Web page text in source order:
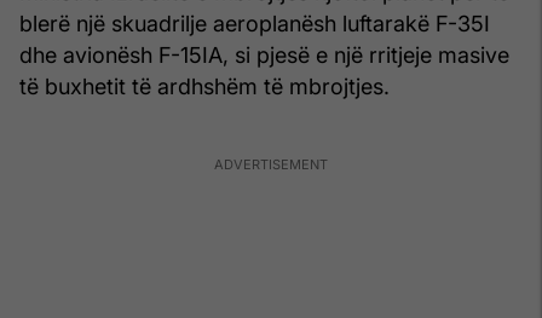
blerë një skuadrilje aeroplanësh luftarakë F-35I
dhe avionësh F-15IA, si pjesë e një rritjeje masive
të buxhetit të ardhshëm të mbrojtjes.